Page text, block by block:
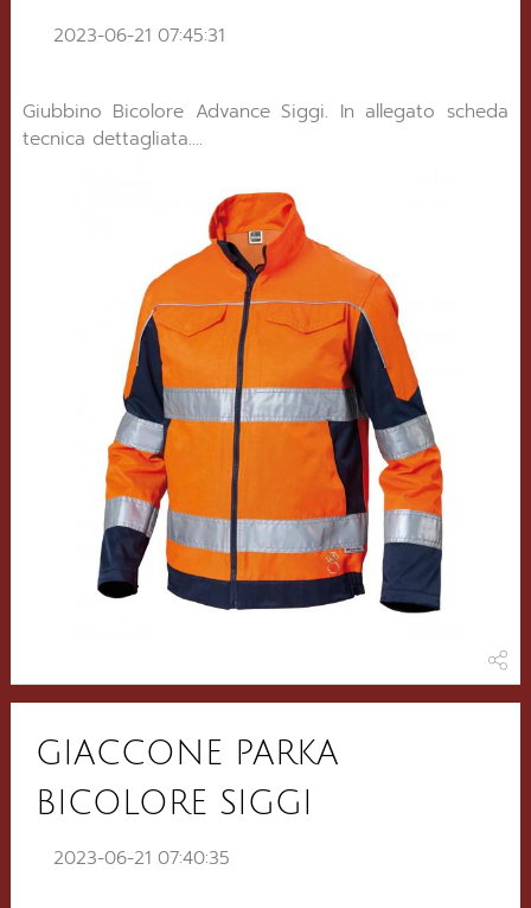
2023-06-21 07:45:31
Giubbino Bicolore Advance Siggi. In allegato scheda
tecnica dettagliata....
GIACCONE PARKA
BICOLORE SIGGI
2023-06-21 07:40:35